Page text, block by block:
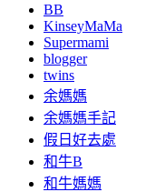
BB
KinseyMaMa
Supermami
blogger
twins
余媽媽
余媽媽手記
假日好去處
和牛B
和牛媽媽